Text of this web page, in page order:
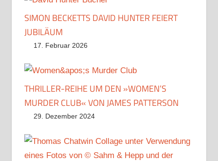
SIMON BECKETTS DAVID HUNTER FEIERT
JUBILÄUM
17. Februar 2026
THRILLER-REIHE UM DEN »WOMEN’S
MURDER CLUB« VON JAMES PATTERSON
29. Dezember 2024